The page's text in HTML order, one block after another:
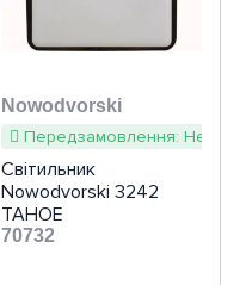
Nowodvorski
Передзамовлення:
Світильник
Nowodvorski 3242
TAHOE
70732